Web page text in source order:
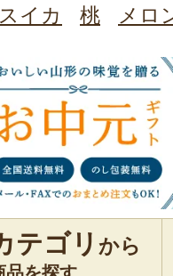
スイカ 桃 メロ
テゴリ から